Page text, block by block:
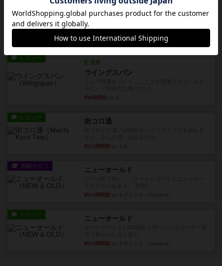
エージェントアベニュー
追いついたら勝ち。シンプルなルールと直感的な
目的で、ボドゲ慣れしていな...
約7時間前by daisdice
レビュー
充実
ウイングスパン
約8時間前
レビュー 街コロ通
約13時間前
戦略やコツ ニューオールド
約14時間前
レビュー ニューオールド
約14時間前